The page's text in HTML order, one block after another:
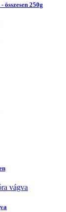
250g